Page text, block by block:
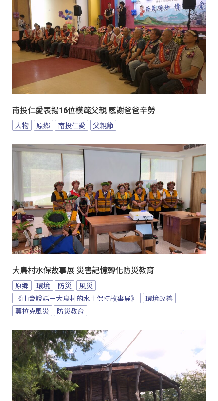
南投仁愛表揚16位模範父親 感謝爸爸辛勞
人物 原鄉 南投仁愛 父親節
大鳥村水保故事展 災害記憶轉化防災教育
原鄉 環境 防災
風災
《山會說話－大鳥村的水土保持故事展》
環境改善
莫拉克風災
防災教育